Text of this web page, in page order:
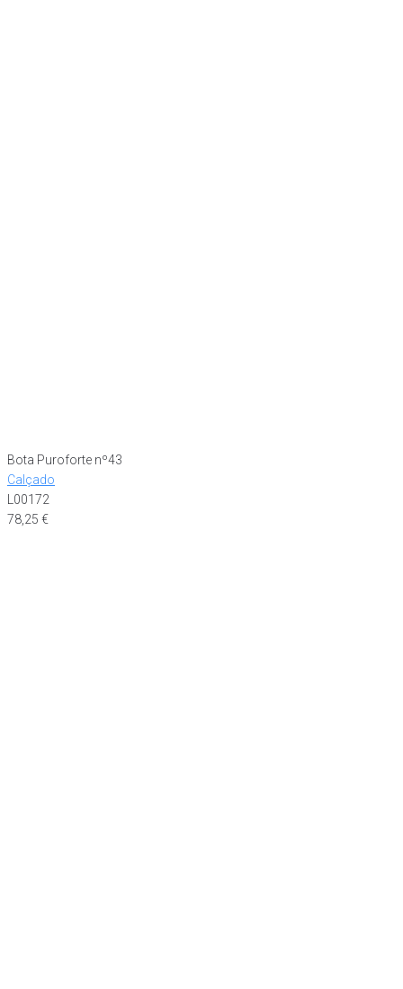
Bota Puroforte nº43
Calçado
L00172
78,25 €